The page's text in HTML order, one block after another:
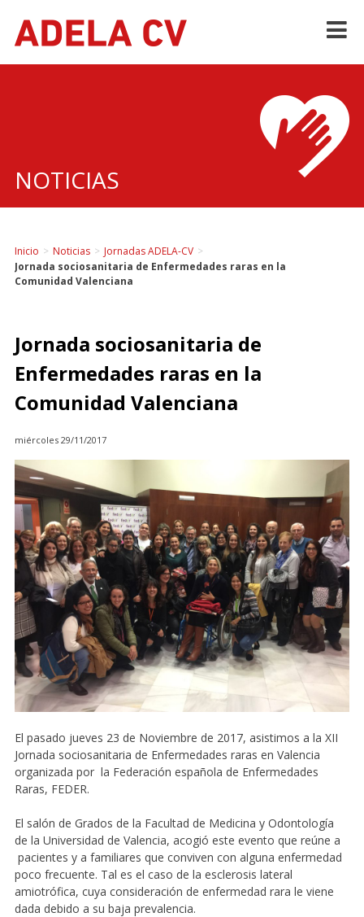
NOTICIAS
Inicio > Noticias > Jornadas ADELA-CV >
Jornada sociosanitaria de Enfermedades raras en la
Comunidad Valenciana
Jornada sociosanitaria de
Enfermedades raras en la
Comunidad Valenciana
miércoles 29/11/2017
El pasado jueves 23 de Noviembre de 2017, asistimos a la XII
Jornada sociosanitaria de Enfermedades raras en Valencia
organizada por la Federación española de Enfermedades
Raras, FEDER.
El salón de Grados de la Facultad de Medicina y Odontología
de la Universidad de Valencia, acogió este evento que reúne a
pacientes y a familiares que conviven con alguna enfermedad
poco frecuente. Tal es el caso de la esclerosis lateral
amiotrófica, cuya consideración de enfermedad rara le viene
dada debido a su baja prevalencia.